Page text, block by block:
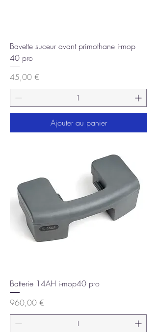
Bavette suceur avant primothane i-mop
40 pro
Prix
45,00 €
Ajouter au panier
Batterie 14AH i-mop40 pro
Prix
960,00 €